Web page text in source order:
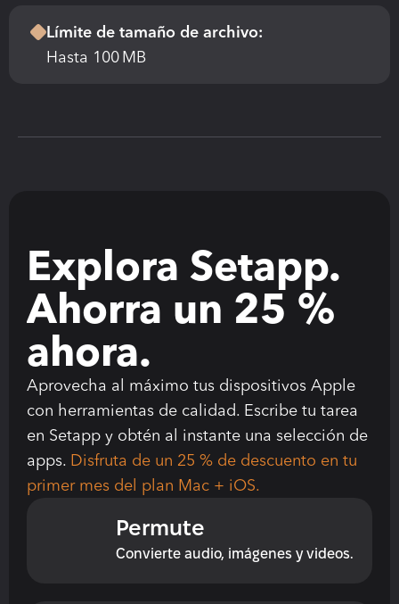
Límite de tamaño de archivo:
Hasta 100 MB
Explora Setapp.
Ahorra un 25 %
ahora.
Aprovecha al máximo tus dispositivos Apple
con herramientas de calidad. Escribe tu tarea
en Setapp y obtén al instante una selección de
apps. Disfruta de un 25 % de descuento en tu
primer mes del plan Mac + iOS.
Permute
Convierte audio, imágenes y videos.